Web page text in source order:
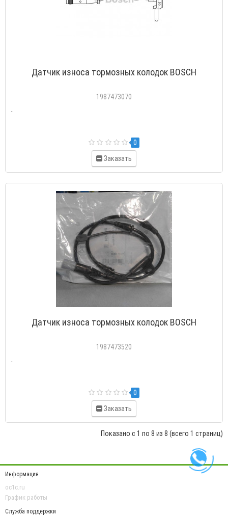
Датчик износа тормозных колодок BOSCH
1987473070
..
0
Заказать
Датчик износа тормозных колодок BOSCH
1987473520
..
0
Заказать
Показано с 1 по 8 из 8 (всего 1 страниц)
Информация
oc1c.ru
График работы
Служба поддержки